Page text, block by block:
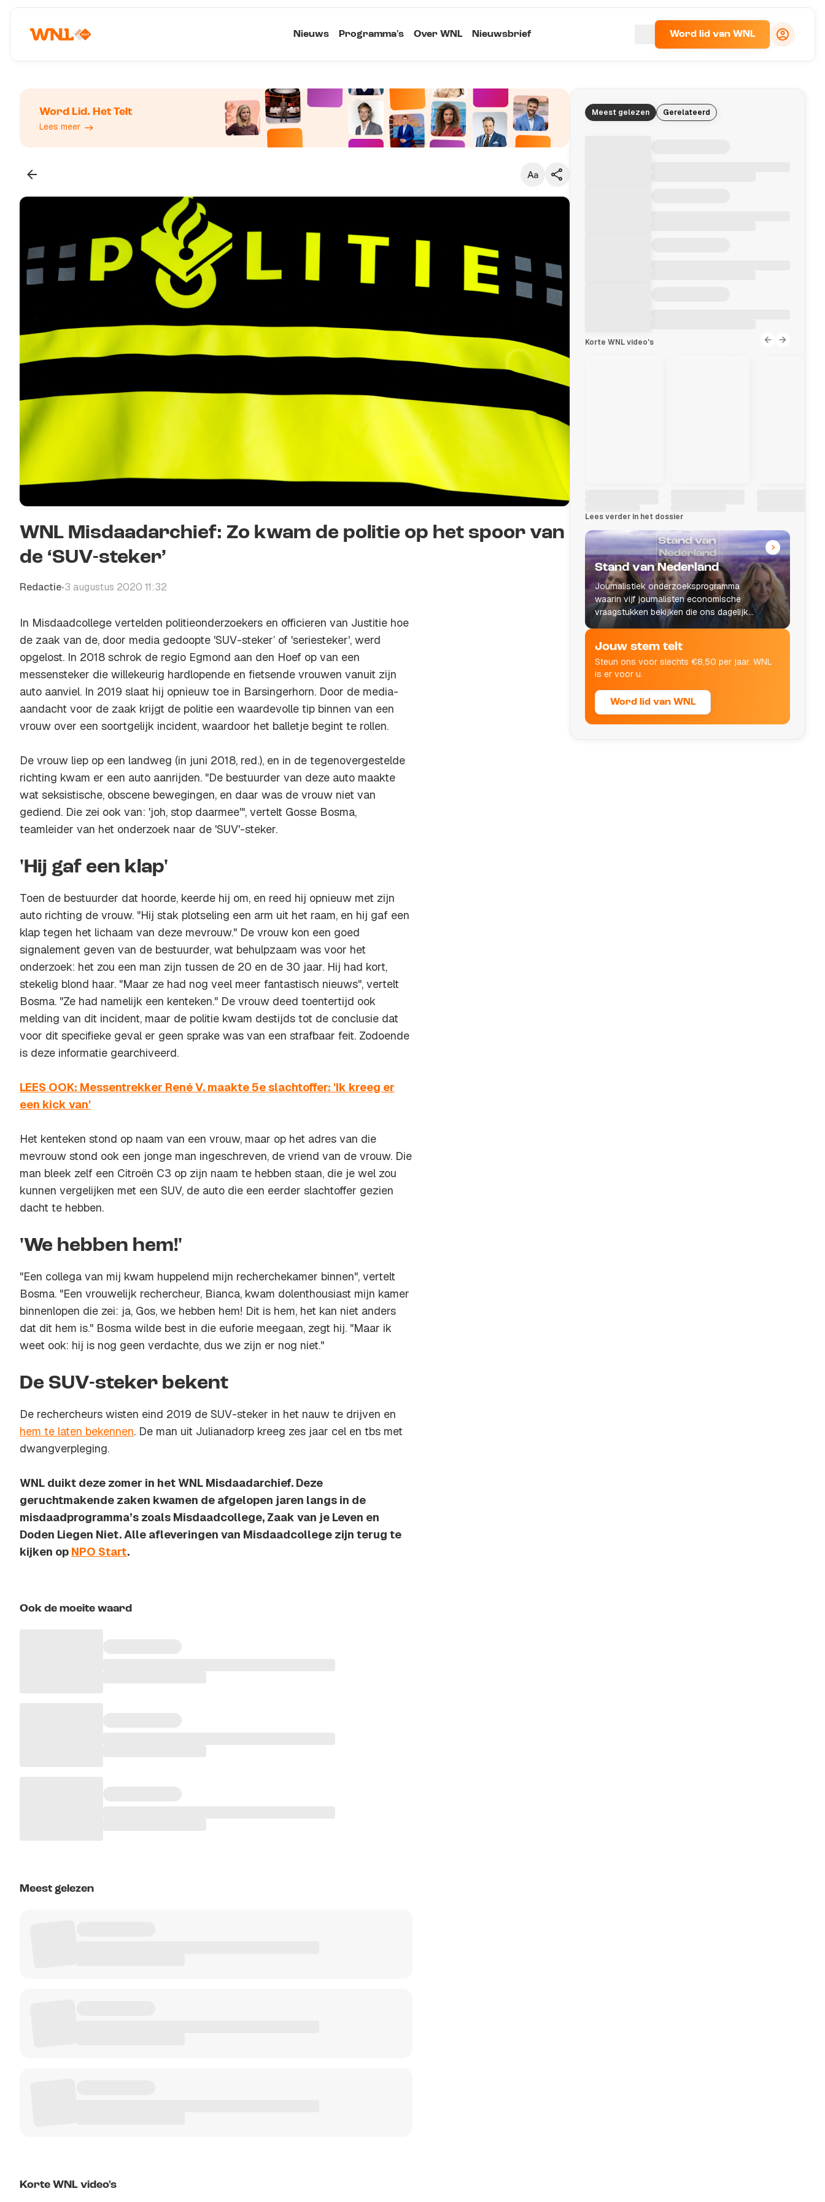
Nieuws Programma's Over WNL Nieuwsbrief Word lid van WNL
Word Lid. Het Telt
Lees meer
Groot
WNL Misdaadarchief: Zo kwam de politie op het spoor van
de ‘SUV-steker’
Redactie•3 augustus 2020 11:32
In Misdaadcollege vertelden politieonderzoekers en officieren van Justitie hoe
de zaak van de, door media gedoopte 'SUV-steker’ of 'seriesteker', werd
opgelost. In 2018 schrok de regio Egmond aan den Hoef op van een
messensteker die willekeurig hardlopende en fietsende vrouwen vanuit zijn
auto aanviel. In 2019 slaat hij opnieuw toe in Barsingerhorn. Door de media-
aandacht voor de zaak krijgt de politie een waardevolle tip binnen van een
vrouw over een soortgelijk incident, waardoor het balletje begint te rollen.
De vrouw liep op een landweg (in juni 2018, red.), en in de tegenovergestelde
richting kwam er een auto aanrijden. "De bestuurder van deze auto maakte
wat seksistische, obscene bewegingen, en daar was de vrouw niet van
gediend. Die zei ook van: 'joh, stop daarmee'", vertelt Gosse Bosma,
teamleider van het onderzoek naar de 'SUV'-steker.
'Hij gaf een klap'
Toen de bestuurder dat hoorde, keerde hij om, en reed hij opnieuw met zijn
auto richting de vrouw. "Hij stak plotseling een arm uit het raam, en hij gaf een
klap tegen het lichaam van deze mevrouw." De vrouw kon een goed
signalement geven van de bestuurder, wat behulpzaam was voor het
onderzoek: het zou een man zijn tussen de 20 en de 30 jaar. Hij had kort,
stekelig blond haar. "Maar ze had nog veel meer fantastisch nieuws", vertelt
Bosma. "Ze had namelijk een kenteken." De vrouw deed toentertijd ook
melding van dit incident, maar de politie kwam destijds tot de conclusie dat
voor dit specifieke geval er geen sprake was van een strafbaar feit. Zodoende
is deze informatie gearchiveerd.
LEES OOK: Messentrekker René V. maakte 5e slachtoffer: 'Ik kreeg er
een kick van'
Het kenteken stond op naam van een vrouw, maar op het adres van die
mevrouw stond ook een jonge man ingeschreven, de vriend van de vrouw. Die
man bleek zelf een Citroën C3 op zijn naam te hebben staan, die je wel zou
kunnen vergelijken met een SUV, de auto die een eerder slachtoffer gezien
dacht te hebben.
'We hebben hem!'
"Een collega van mij kwam huppelend mijn recherchekamer binnen", vertelt
Bosma. "Een vrouwelijk rechercheur, Bianca, kwam dolenthousiast mijn kamer
binnenlopen die zei: ja, Gos, we hebben hem! Dit is hem, het kan niet anders
dat dit hem is." Bosma wilde best in die euforie meegaan, zegt hij. "Maar ik
weet ook: hij is nog geen verdachte, dus we zijn er nog niet."
De SUV-steker bekent
De rechercheurs wisten eind 2019 de SUV-steker in het nauw te drijven en
hem te laten bekennen. De man uit Julianadorp kreeg zes jaar cel en tbs met
dwangverpleging.
WNL duikt deze zomer in het WNL Misdaadarchief. Deze
geruchtmakende zaken kwamen de afgelopen jaren langs in de
misdaadprogramma’s zoals Misdaadcollege, Zaak van je Leven en
Doden Liegen Niet. Alle afleveringen van Misdaadcollege zijn terug te
kijken op NPO Start.
Ook de moeite waard
Meest gelezen
Korte WNL video's
Meest gelezen Gerelateerd
Korte WNL video's
Lees verder in het dossier
Stand van Nederland
Journalistiek onderzoeksprogramma
waarin vijf journalisten economische
vraagstukken bekijken die ons dagelijks
leven raken.
Jouw stem telt
Steun ons voor slechts €8,50 per jaar. WNL
is er voor u.
Word lid van WNL